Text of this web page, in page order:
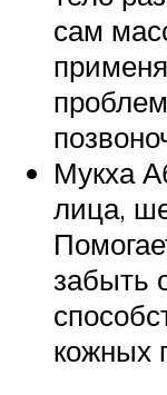
сам
Мукха
лица,
забыть
кожных